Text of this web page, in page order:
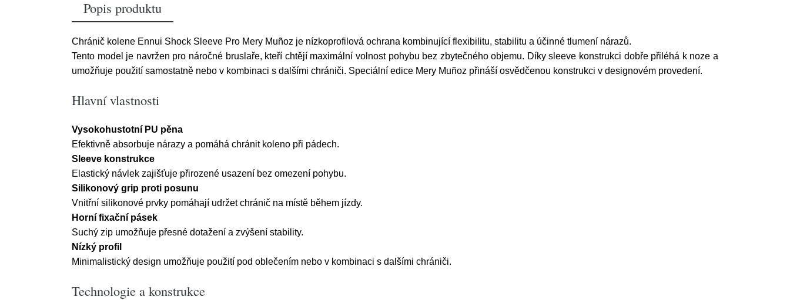
Popis produktu
Chránič kolene Ennui Shock Sleeve Pro Mery Muñoz je nízkoprofilová ochrana kombinující flexibilitu, stabilitu a účinné tlumení nárazů.
Tento model je navržen pro náročné bruslaře, kteří chtějí maximální volnost pohybu bez zbytečného objemu. Díky sleeve konstrukci dobře přiléhá k noze a
umožňuje použití samostatně nebo v kombinaci s dalšími chrániči. Speciální edice Mery Muñoz přináší osvědčenou konstrukci v designovém provedení.
Hlavní vlastnosti
Vysokohustotní PU pěna
Efektivně absorbuje nárazy a pomáhá chránit koleno při pádech.
Sleeve konstrukce
Elastický návlek zajišťuje přirozené usazení bez omezení pohybu.
Silikonový grip proti posunu
Vnitřní silikonové prvky pomáhají udržet chránič na místě během jízdy.
Horní fixační pásek
Suchý zip umožňuje přesné dotažení a zvýšení stability.
Nízký profil
Minimalistický design umožňuje použití pod oblečením nebo v kombinaci s dalšími chrániči.
Technologie a konstrukce